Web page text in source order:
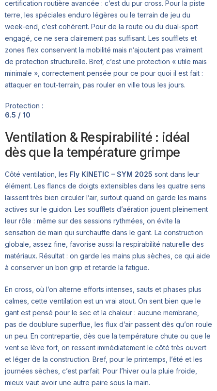
certification routière avancée : c’est du pur cross. Pour la piste
terre, les spéciales enduro légères ou le terrain de jeu du
week-end, c’est cohérent. Pour de la route ou du dual-sport
engagé, ce ne sera clairement pas suffisant. Les soufflets et
zones flex conservent la mobilité mais n’ajoutent pas vraiment
de protection structurelle. Bref, c’est une protection « utile mais
minimale », correctement pensée pour ce pour quoi il est fait :
attaquer en tout-terrain, pas rouler en ville tous les jours.
Protection :
6.5 / 10
Ventilation & Respirabilité : idéal
dès que la température grimpe
Côté ventilation, les Fly KINETIC – SYM 2025 sont dans leur
élément. Les flancs de doigts extensibles dans les quatre sens
laissent très bien circuler l’air, surtout quand on garde les mains
actives sur le guidon. Les soufflets d’aération jouent pleinement
leur rôle : même sur des sessions rythmées, on évite la
sensation de main qui surchauffe dans le gant. La construction
globale, assez fine, favorise aussi la respirabilité naturelle des
matériaux. Résultat : on garde les mains plus sèches, ce qui aide
à conserver un bon grip et retarde la fatigue.
En cross, où l’on alterne efforts intenses, sauts et phases plus
calmes, cette ventilation est un vrai atout. On sent bien que le
gant est pensé pour le sec et la chaleur : aucune membrane,
pas de doublure superflue, les flux d’air passent dès qu’on roule
un peu. En contrepartie, dès que la température chute ou que le
vent se lève fort, on ressent immédiatement le côté très ouvert
et léger de la construction. Bref, pour le printemps, l’été et les
journées sèches, c’est parfait. Pour l’hiver ou la pluie froide,
mieux vaut avoir une autre paire sous la main.